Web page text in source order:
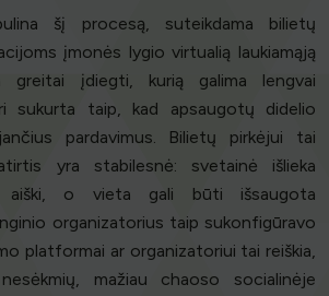
šį procesą, suteikdama bilietų
įmonės lygio virtualią laukiamąją
greitai įdiegti, kurią galima lengvai
sukurta taip, kad apsaugotų didelio
pardavimus. Bilietų pirkėjui tai
yra stabilesnė: svetainė išlieka
aiški, o vieta gali būti išsaugota
organizatorius taip sukonfigūravo
platformai ar organizatoriui tai reiškia,
mažiau chaoso socialinėje